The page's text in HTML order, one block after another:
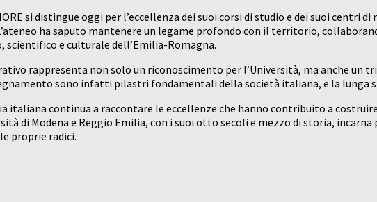
si distingue oggi per l’eccellenza dei suoi corsi di studio e dei suoi centri
ha saputo mantenere un legame profondo con il territorio,
e culturale dell’Emilia-Romagna.
rappresenta non solo un riconoscimento per l’Università, ma anche
sono infatti pilastri fondamentali della società italiana, e la
italiana continua a raccontare le eccellenze che hanno contribuito a
di Modena e Reggio Emilia, con i suoi otto secoli e mezzo di storia,
proprie radici.